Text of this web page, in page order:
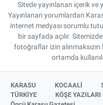
Sitede yayınlanan içerik
Yayınlanan yorumlardan
internet medyası sorumlu
bir sayfada açılır.
fotoğraflar izin
ortamda
KARASU KOCAALİ
TÜRKİYE
KÖŞE YAZILARI